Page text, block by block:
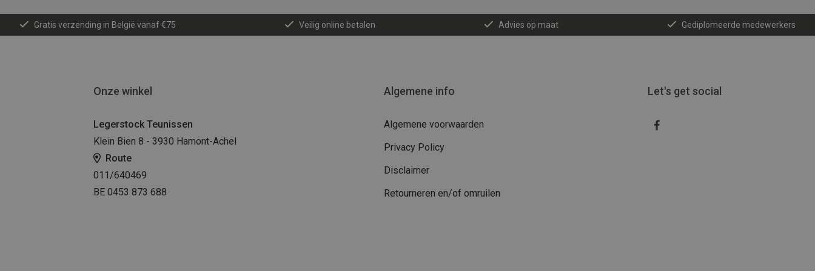
Gratis verzending in België vanaf €75 Veilig online betalen Advies op maat Gediplomeerde medewerkers
Onze winkel
Legerstock Teunissen
Klein Bien 8 - 3930 Hamont-Achel
Route
011/640469
BE 0453 873 688
Algemene info
Algemene voorwaarden
Privacy Policy
Disclaimer
Retourneren en/of omruilen
Let's get social